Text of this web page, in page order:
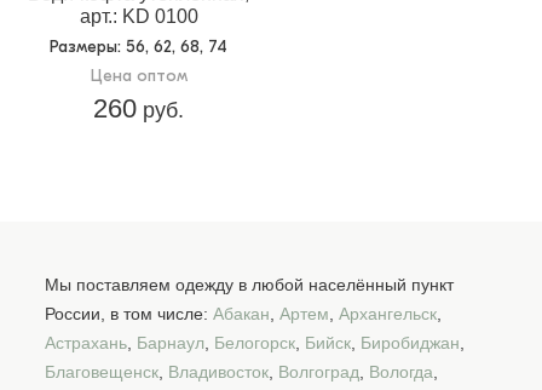
арт.: KD 0100
Размеры: 56, 62, 68, 74
Цена оптом
260 руб.
Мы поставляем одежду в любой населённый пункт
России, в том числе: Абакан Артем Архангельск
Астрахань Барнаул Белогорск Бийск Биробиджан
Благовещенск Владивосток Волгоград Вологда